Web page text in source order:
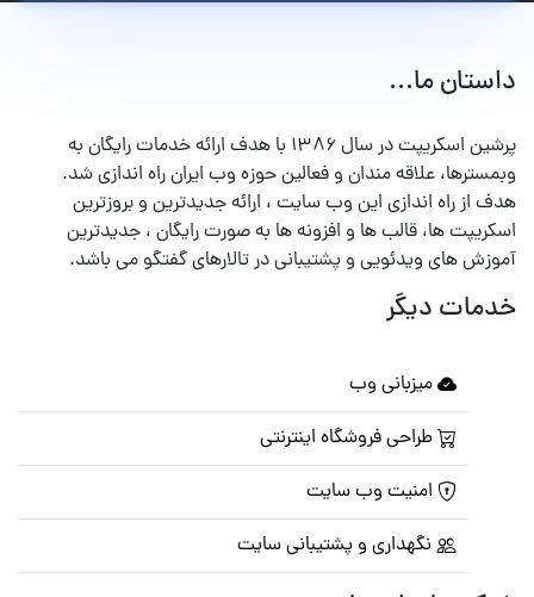
داستان ما...
پرشین اسکریپت در سال ۱۳۸۶ با هدف ارائه خدمات رایگان به
وبمسترها، علاقه مندان و فعالین حوزه وب ایران راه اندازی شد.
هدف از راه اندازی این وب سایت ، ارائه جدیدترین و بروزترین
اسکریپت ها، قالب ها و افزونه ها به صورت رایگان ، جدیدترین
آموزش های ویدئویی و پشتیبانی در تالارهای گفتگو می باشد.
خدمات دیگر
میزبانی وب
طراحی فروشگاه اینترنتی
امنیت وب سایت
نگهداری و پشتیبانی سایت